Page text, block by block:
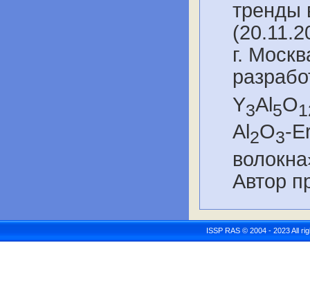
тренды
г.
Y3Al5O
Al 2O3-
Автор
ISSP RAS © 2004 - 2023 All